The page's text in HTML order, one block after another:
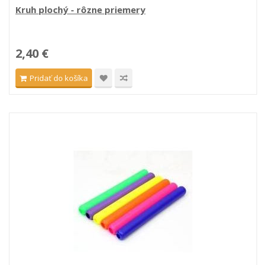
Kruh plochý - rôzne priemery
2,40 €
Pridať do košíka